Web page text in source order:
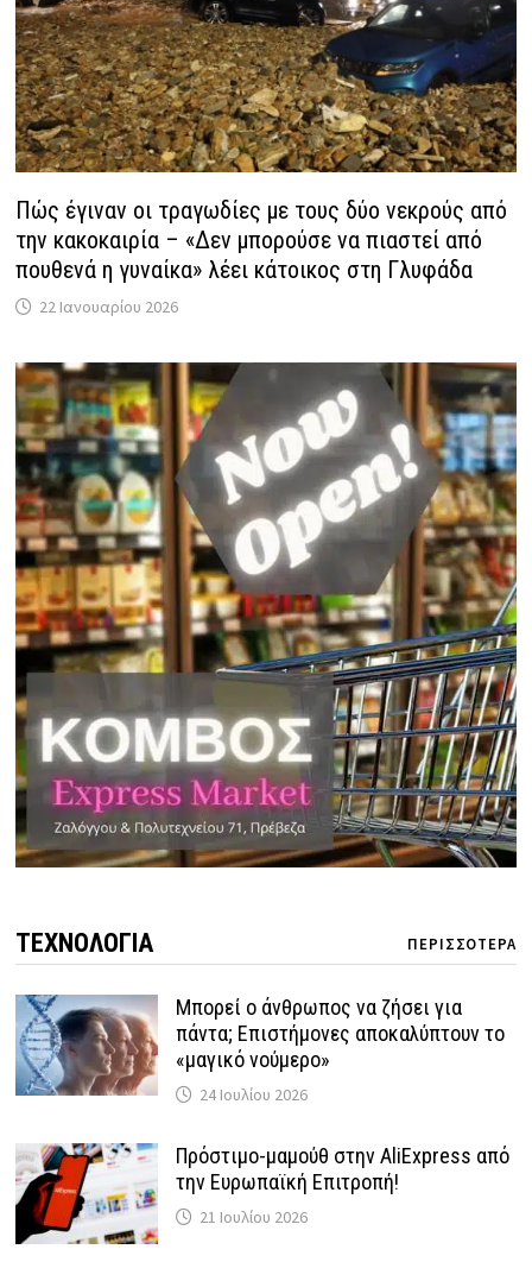
Πώς έγιναν οι τραγωδίες με τους δύο νεκρούς από
την κακοκαιρία – «Δεν μπορούσε να πιαστεί από
πουθενά η γυναίκα» λέει κάτοικος στη Γλυφάδα
22 Ιανουαρίου 2026
ΤΕΧΝΟΛΟΓΙΑ ΠΕΡΙΣΣΟΤΕΡΑ
Μπορεί ο άνθρωπος να ζήσει για
πάντα; Επιστήμονες αποκαλύπτουν το
«μαγικό νούμερο»
24 Ιουλίου 2026
Πρόστιμο-μαμούθ στην AliExpress από
την Ευρωπαϊκή Επιτροπή!
21 Ιουλίου 2026